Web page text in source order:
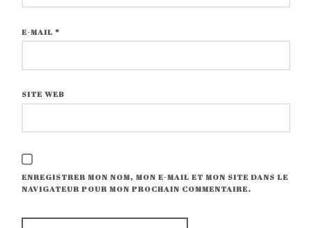
E-MAIL*
SITE WEB
ENREGISTRER MON NOM, MON E-MAIL ET MON SITE DANS LE
NAVIGATEUR POUR MON PROCHAIN COMMENTAIRE.